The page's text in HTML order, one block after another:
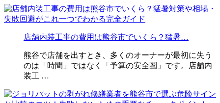
店舗内装工事の費用は熊谷市でいくら？猛暑…
熊谷で店舗を出すとき、多くのオーナーが最初に失う
のは「時間」ではなく「予算の安全圏」です。店舗内
装工 …